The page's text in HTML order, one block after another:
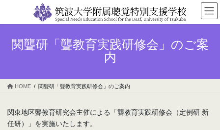
テ
ゲ
関聾研「聾教育実践研修会」のご案
内
HOME 関聾研「聾教育実践研修会」のご案内
関東地区聾教育研究会主催による「聾教育実践研修会（定例研 新
任研）」を実施いたします。